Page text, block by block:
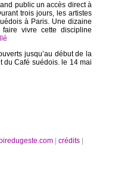
public un accès direct à
trois jours, les artistes
à Paris. Une dizaine
faire vivre cette discipline
jusqu’au début de la
du Café suédois. le 14 mai
crédits